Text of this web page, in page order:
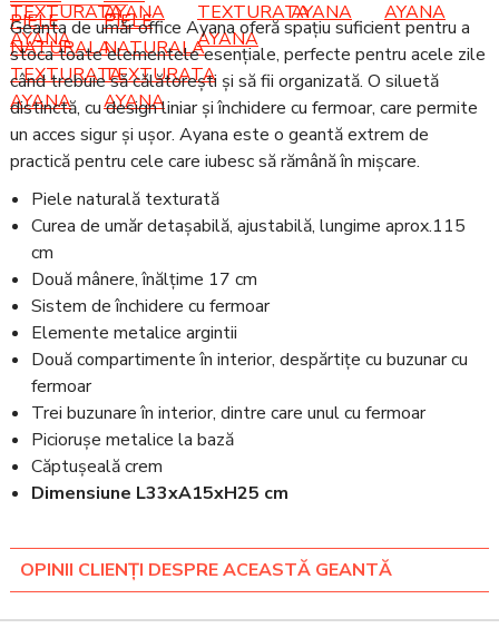
Geanta de umăr office Ayana oferă spațiu suficient pentru a
stoca toate elementele esențiale, perfecte pentru acele zile
când trebuie să călătorești și să fii organizată. O siluetă
distinctă, cu design liniar și închidere cu fermoar, care permite
un acces sigur și ușor. Ayana este o geantă extrem de
practică pentru cele care iubesc să rămână în mișcare.
Piele naturală texturată
Curea de umăr detașabilă, ajustabilă, lungime aprox.115
cm
Două mânere, înălțime 17 cm
Sistem de închidere cu fermoar
Elemente metalice argintii
Două compartimente în interior, despărtițe cu buzunar cu
fermoar
Trei buzunare în interior, dintre care unul cu fermoar
Piciorușe metalice la bază
Căptușeală crem
Dimensiune L33xA15xH25 cm
OPINII CLIENȚI DESPRE ACEASTĂ GEANTĂ